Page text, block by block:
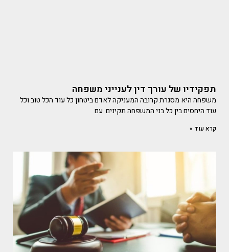
תפקידיו של עורך דין לענייני משפחה
משפחה היא מסגרת קרובה המעניקה לאדם ביטחון כל עוד הכל טוב וכל
עוד היחסים בין כל בני המשפחה תקינים. עם
קרא עוד »